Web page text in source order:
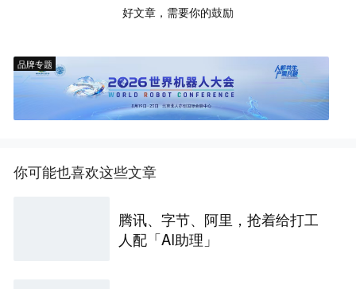
好文章，需要你的鼓励
品牌专题
你可能也喜欢这些文章
腾讯、字节、阿里，抢着给打工
人配「AI助理」